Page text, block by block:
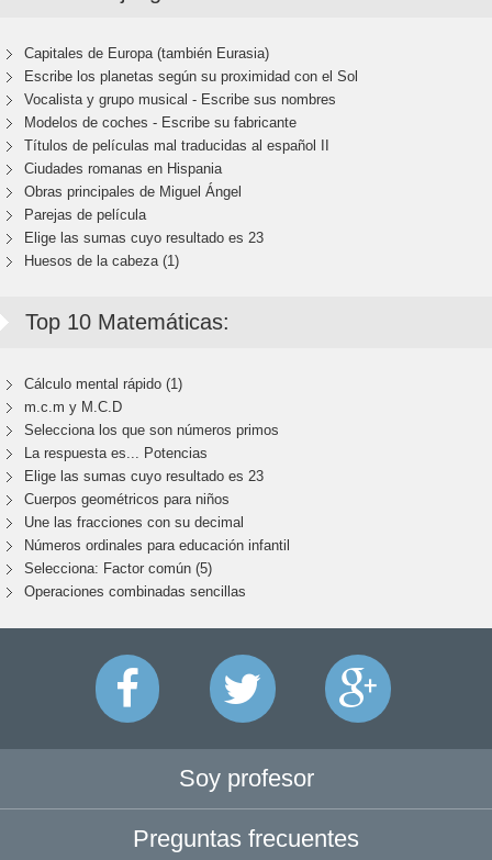
Capitales de Europa (también Eurasia)
Escribe los planetas según su proximidad con el Sol
Vocalista y grupo musical - Escribe sus nombres
Modelos de coches - Escribe su fabricante
Títulos de películas mal traducidas al español II
Ciudades romanas en Hispania
Obras principales de Miguel Ángel
Parejas de película
Elige las sumas cuyo resultado es 23
Huesos de la cabeza (1)
Top 10 Matemáticas:
Cálculo mental rápido (1)
m.c.m y M.C.D
Selecciona los que son números primos
La respuesta es... Potencias
Elige las sumas cuyo resultado es 23
Cuerpos geométricos para niños
Une las fracciones con su decimal
Números ordinales para educación infantil
Selecciona: Factor común (5)
Operaciones combinadas sencillas
Soy profesor
Preguntas frecuentes